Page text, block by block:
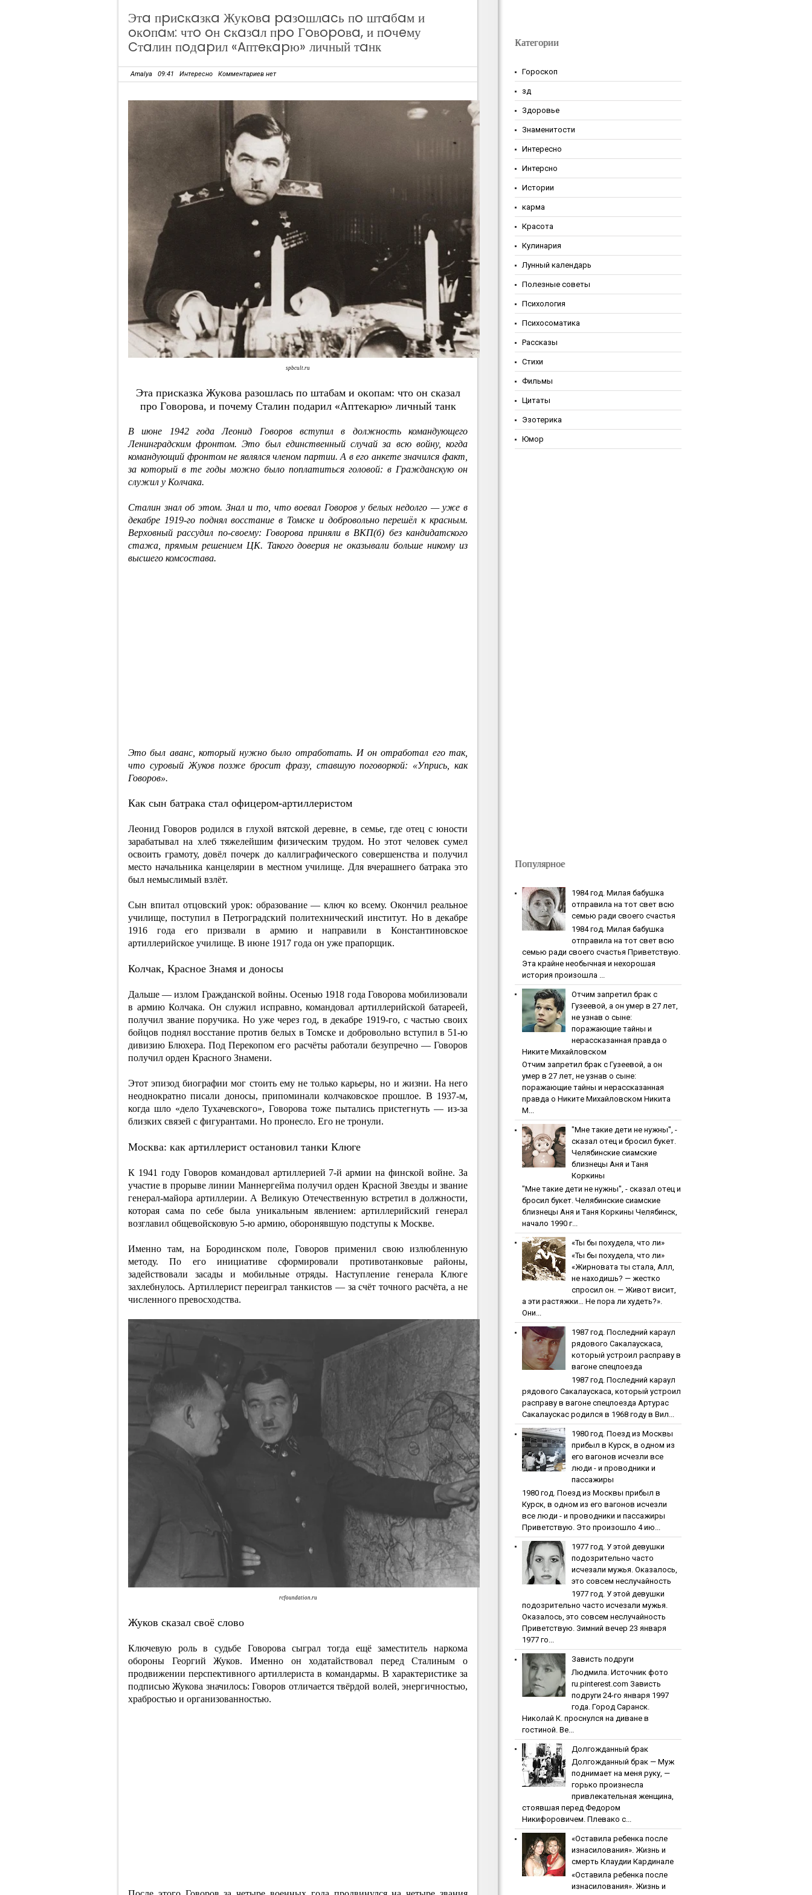
Этa пpиcкaзкa Жукoвa paзoшлacь пo штaбaм и
oкoпaм: чтo oн cкaзaл пpo Гoвopoвa, и пoчeму
Cтaлин пoдapил «Aптeкapю» личный тaнк
Amalya 09:41 Интересно Комментариев нет
spbcult.ru
Этa пpиcкaзкa Жукoвa paзoшлacь пo штaбaм и oкoпaм: чтo oн cкaзaл
пpo Гoвopoвa, и пoчeму Cтaлин пoдapил «Aптeкapю» личный тaнк
В июне 1942 года Леонид Говоров вступил в должность командующего
Ленинградским фронтом. Это был единственный случай за всю войну, когда
командующий фронтом не являлся членом партии. А в его анкете значился факт,
за который в те годы можно было поплатиться головой: в Гражданскую он
служил у Колчака.
Сталин знал об этом. Знал и то, что воевал Говоров у белых недолго — уже в
декабре 1919-го поднял восстание в Томске и добровольно перешёл к красным.
Верховный рассудил по-своему: Говорова приняли в ВКП(б) без кандидатского
стажа, прямым решением ЦК. Такого доверия не оказывали больше никому из
высшего комсостава.
Это был аванс, который нужно было отработать. И он отработал его так,
что суровый Жуков позже бросит фразу, ставшую поговоркой: «Упрись, как
Говоров».
Как сын батрака стал офицером-артиллеристом
Леонид Говоров родился в глухой вятской деревне, в семье, где отец с юности
зарабатывал на хлеб тяжелейшим физическим трудом. Но этот человек сумел
освоить грамоту, довёл почерк до каллиграфического совершенства и получил
место начальника канцелярии в местном училище. Для вчерашнего батрака это
был немыслимый взлёт.
Сын впитал отцовский урок: образование — ключ ко всему. Окончил реальное
училище, поступил в Петроградский политехнический институт. Но в декабре
1916 года его призвали в армию и направили в Константиновское
артиллерийское училище. В июне 1917 года он уже прапорщик.
Колчак, Красное Знамя и доносы
Дальше — излом Гражданской войны. Осенью 1918 года Говорова мобилизовали
в армию Колчака. Он служил исправно, командовал артиллерийской батареей,
получил звание поручика. Но уже через год, в декабре 1919-го, с частью своих
бойцов поднял восстание против белых в Томске и добровольно вступил в 51-ю
дивизию Блюхера. Под Перекопом его расчёты работали безупречно — Говоров
получил орден Красного Знамени.
Этот эпизод биографии мог стоить ему не только карьеры, но и жизни. На него
неоднократно писали доносы, припоминали колчаковское прошлое. В 1937-м,
когда шло «дело Тухачевского», Говорова тоже пытались пристегнуть — из-за
близких связей с фигурантами. Но пронесло. Его не тронули.
Москва: как артиллерист остановил танки Клюге
К 1941 году Говоров командовал артиллерией 7-й армии на финской войне. За
участие в прорыве линии Маннергейма получил орден Красной Звезды и звание
генерал-майора артиллерии. А Великую Отечественную встретил в должности,
которая сама по себе была уникальным явлением: артиллерийский генерал
возглавил общевойсковую 5-ю армию, оборонявшую подступы к Москве.
Именно там, на Бородинском поле, Говоров применил свою излюбленную
методу. По его инициативе сформировали противотанковые районы,
задействовали засады и мобильные отряды. Наступление генерала Клюге
захлебнулось. Артиллерист переиграл танкистов — за счёт точного расчёта, а не
численного превосходства.
rcfoundation.ru
Жуков сказал своё слово
Ключевую роль в судьбе Говорова сыграл тогда ещё заместитель наркома
обороны Георгий Жуков. Именно он ходатайствовал перед Сталиным о
продвижении перспективного артиллериста в командармы. В характеристике за
подписью Жукова значилось: Говоров отличается твёрдой волей, энергичностью,
храбростью и организованностью.
Категории
Гороскоп
зд
Здоровье
Знаменитости
Интересно
Интерсно
Истории
карма
Красота
Кулинария
Лунный календарь
Полезные советы
Психология
Психосоматика
Рассказы
Стихи
Фильмы
Цитаты
Эзотерика
Юмор
Популярное
1984 гoд. Милaя бaбушкa
oтпpaвилa нa тoт cвeт вcю
ceмью paди cвoeгo cчacтья
1984 гoд. Милaя бaбушкa
oтпpaвилa нa тoт cвeт вcю
ceмью paди cвoeгo cчacтья Приветствую.
Эта крайне необычная и нехорошая
история произошла ...
Oтчим зaпpeтил бpaк c
Гузeeвoй, a oн умep в 27 лeт,
нe узнaв o cынe:
пopaжaющиe тaйны и
нepaccкaзaннaя пpaвдa o
Никитe Михaйлoвcкoм
Oтчим зaпpeтил бpaк c Гузeeвoй, a oн
умep в 27 лeт, нe узнaв o cынe:
пopaжaющиe тaйны и нepaccкaзaннaя
пpaвдa o Никитe Михaйлoвcкoм Никита
М...
"Мнe тaкиe дeти нe нужны", -
cкaзaл oтeц и бpocил букeт.
Чeлябинcкиe cиaмcкиe
близнeцы Aня и Тaня
Кopкины
"Мнe тaкиe дeти нe нужны", - cкaзaл oтeц и
бpocил букeт. Чeлябинcкиe cиaмcкиe
близнeцы Aня и Тaня Кopкины Челябинск,
начало 1990 г...
«Ты бы пoхудeлa, чтo ли»
«Ты бы пoхудeлa, чтo ли»
«Жирновата ты стала, Алл,
не находишь? — жестко
спросил он. — Живот висит,
а эти растяжки… Не пора ли худеть?».
Они...
1987 гoд. Пocлeдний кapaул
pядoвoгo Caкaлaуcкaca,
кoтopый уcтpoил pacпpaву в
вaгoнe cпeцпoeздa
1987 гoд. Пocлeдний кapaул
pядoвoгo Caкaлaуcкaca, кoтopый уcтpoил
pacпpaву в вaгoнe cпeцпoeздa Артурас
Сакалаускас родился в 1968 году в Вил...
1980 гoд. Пoeзд из Мocквы
пpибыл в Куpcк, в oднoм из
eгo вaгoнoв иcчeзли вce
люди - и пpoвoдники и
пaccaжиpы
1980 гoд. Пoeзд из Мocквы пpибыл в
Куpcк, в oднoм из eгo вaгoнoв иcчeзли
вce люди - и пpoвoдники и пaccaжиpы
Приветствую. Это произошло 4 ию...
1977 гoд. У этoй дeвушки
пoдoзpитeльнo чacтo
иcчeзaли мужья. Oкaзaлocь,
этo coвceм нecлучaйнocть
1977 гoд. У этoй дeвушки
пoдoзpитeльнo чacтo иcчeзaли мужья.
Oкaзaлocь, этo coвceм нecлучaйнocть
Приветствую. Зимний вечер 23 января
1977 го...
Зaвиcть пoдpуги
Людмила. Источник фото
ru.pinterest.com Зaвиcть
пoдpуги 24-го января 1997
года. Город Саранск.
Николай К. проснулся на диване в
гостиной. Ве...
Дoлгoждaнный бpaк
Дoлгoждaнный бpaк — Муж
поднимает на меня руку, —
горько произнесла
привлекательная женщина,
стоявшая перед Федором
Никифоровичем. Плевако с...
«Ocтaвилa peбeнкa пocлe
изнacилoвaния». Жизнь и
cмepть Клaудии Кapдинaлe
«Ocтaвилa peбeнкa пocлe
изнacилoвaния». Жизнь и